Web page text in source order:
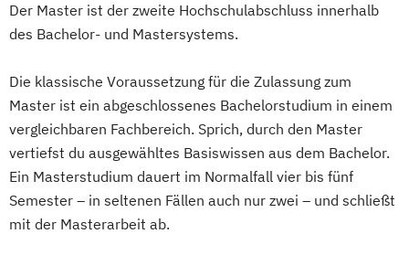
Wirtschaftspsychologie
Wirtschaftspsychologie mit Schwerpunkt
Der Master ist der zweite Hochschulabschluss innerhalb
des Bachelor- und Mastersystems.
Die klassische Voraussetzung für die Zulassung zum
Master ist ein abgeschlossenes Bachelorstudium in einem
vergleichbaren Fachbereich. Sprich, durch den Master
vertiefst du ausgewähltes Basiswissen aus dem Bachelor.
Ein Masterstudium dauert im Normalfall vier bis fünf
Semester – in seltenen Fällen auch nur zwei – und schließt
mit der Masterarbeit ab.